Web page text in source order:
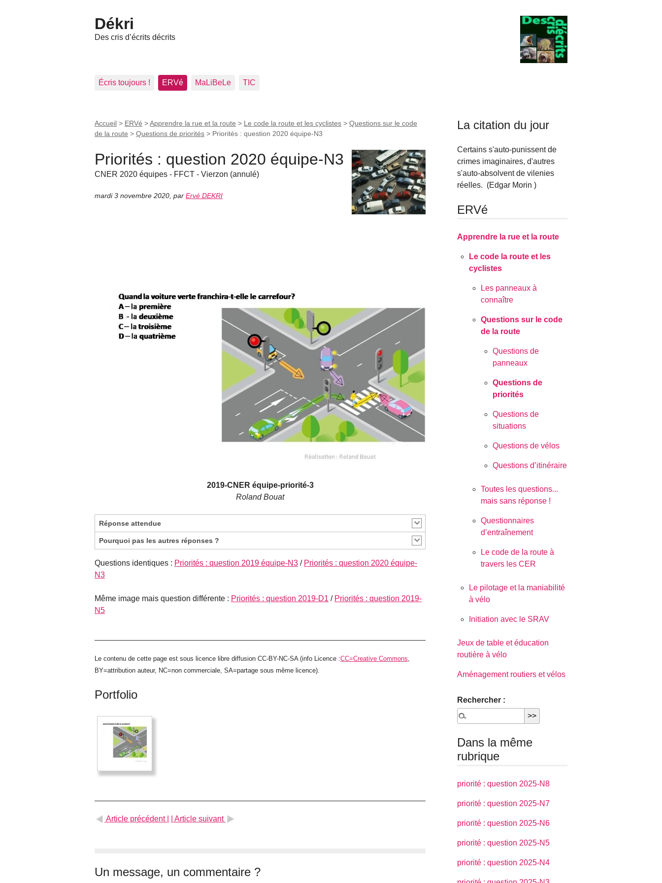
Dékri
Des cris d’écrits décrits
Écris toujours ! ERVé MaLiBeLe TIC
Accueil > ERVé >Apprendre la rue et la route > Le code la route et les cyclistes > Questions sur le code
de la route > Questions de priorités > Priorités : question 2020 équipe-N3
Priorités : question 2020 équipe-N3
CNER 2020 équipes - FFCT - Vierzon (annulé)
mardi 3 novembre 2020 par Ervé DEKRI
2019-CNER équipe-priorité-3
Roland Bouat
Réponse attendue
Pourquoi pas les autres réponses ?
Questions identiques : Priorités : question 2019 équipe-N3 / Priorités : question 2020 équipe-
N3
Même image mais question différente : Priorités : question 2019-D1 / Priorités : question 2019-
N5
Le contenu de cette page est sous licence libre diffusion CC-BY-NC-SA (info Licence :CC=Creative Commons
BY=attribution auteur, NC=non commerciale, SA=partage sous même licence).
Portfolio
Article précédent | | Article suivant
Un message, un commentaire ?
La citation du jour
Certains s'auto-punissent de
crimes imaginaires, d'autres
s'auto-absolvent de vilenies
réelles. (Edgar Morin )
ERVé
Apprendre la rue et la route
Le code la route et les
cyclistes
Les panneaux à
connaître
Questions sur le code
de la route
Questions de
panneaux
Questions de
priorités
Questions de
situations
Questions de vélos
Questions d’itinéraire
Toutes les questions...
mais sans réponse !
Questionnaires
d’entraînement
Le code de la route à
travers les CER
Le pilotage et la maniabilité
à vélo
Initiation avec le SRAV
Jeux de table et éducation
routière à vélo
Aménagement routiers et vélos
Rechercher :
Dans la même
rubrique
priorité : question 2025-N8
priorité : question 2025-N7
priorité : question 2025-N6
priorité : question 2025-N5
priorité : question 2025-N4